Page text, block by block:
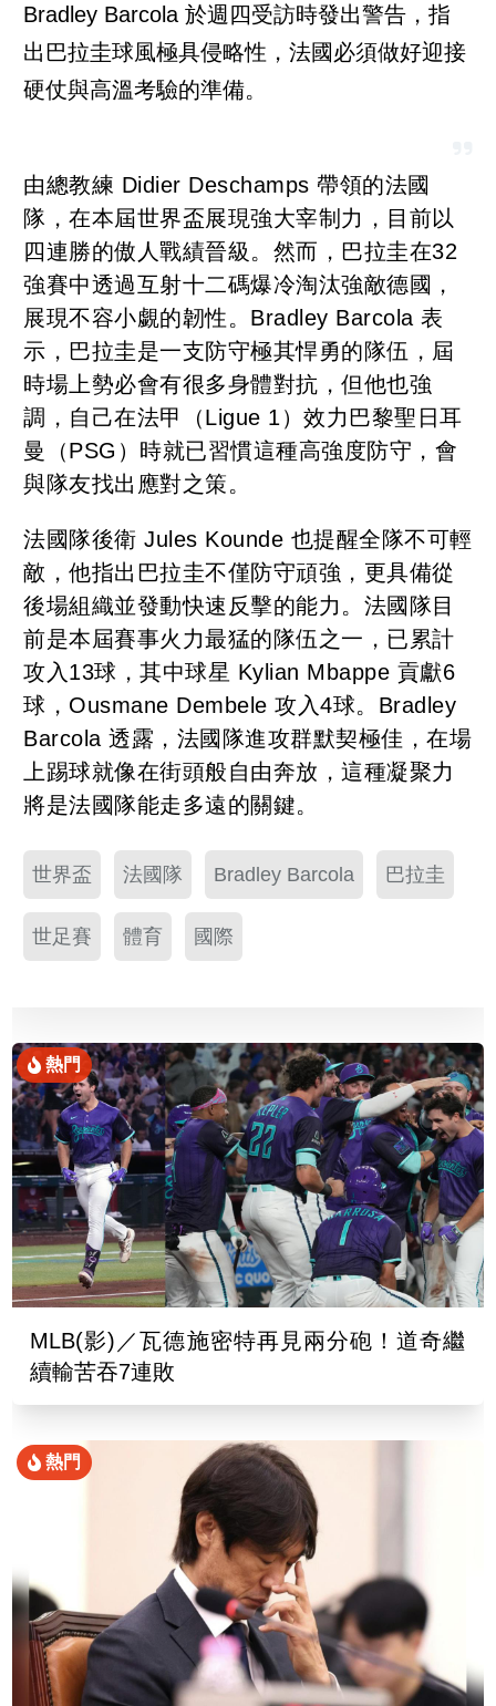
Bradley Barcola 於週四受訪時發出警告，指
出巴拉圭球風極具侵略性，法國必須做好迎接
硬仗與高溫考驗的準備。
由總教練 Didier Deschamps 帶領的法國
隊，在本屆世界盃展現強大宰制力，目前以
四連勝的傲人戰績晉級。然而，巴拉圭在32
強賽中透過互射十二碼爆冷淘汰強敵德國，
展現不容小覷的韌性。Bradley Barcola 表
示，巴拉圭是一支防守極其悍勇的隊伍，屆
時場上勢必會有很多身體對抗，但他也強
調，自己在法甲（Ligue 1）效力巴黎聖日耳
曼（PSG）時就已習慣這種高強度防守，會
與隊友找出應對之策。
法國隊後衛 Jules Kounde 也提醒全隊不可輕
敵，他指出巴拉圭不僅防守頑強，更具備從
後場組織並發動快速反擊的能力。法國隊目
前是本屆賽事火力最猛的隊伍之一，已累計
攻入13球，其中球星 Kylian Mbappe 貢獻6
球，Ousmane Dembele 攻入4球。Bradley
Barcola 透露，法國隊進攻群默契極佳，在場
上踢球就像在街頭般自由奔放，這種凝聚力
將是法國隊能走多遠的關鍵。
世界盃 法國隊 Bradley Barcola 巴拉圭
世足賽 體育 國際
熱門
MLB(影)／瓦德施密特再見兩分砲！道奇繼
續輸苦吞7連敗
熱門